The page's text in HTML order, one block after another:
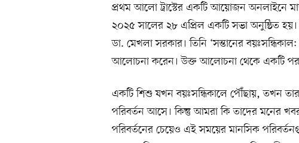
প্রথম আলো ট্রাস্টের একটি আয়োজন অনলাইনে
২০২৫ সালের ২৮ এপ্রিল একটি সভা অনুষ্ঠিত
ডা. মেখলা সরকার। তিনি ‘সন্তানের
আলোচনা করেন। উক্ত আলোচনা থেকে একটি
একটি শিশু যখন বয়ঃসন্ধিকালে পৌঁছায়, তখন তার
পরিবর্তন আসে। কিন্তু আমরা কি তাদের মনের
পরিবর্তনের চেয়েও এই সময়ের মানসিক